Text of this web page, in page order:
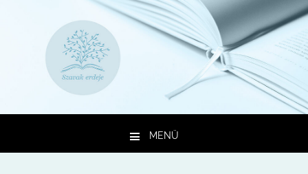
MENÜ